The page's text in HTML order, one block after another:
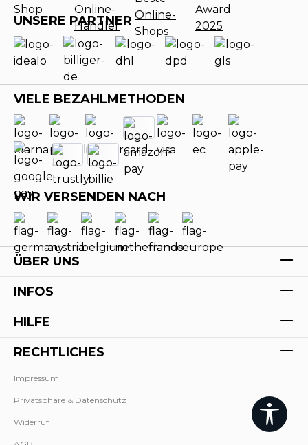
UNSERE PARTNER
VIELE BEZAHLMETHODEN
WIR VERSENDEN NACH
ÜBER UNS
INFOS
HILFE
RECHTLICHES
Impressum
Privatsphäre & Datenschutz
Widerruf